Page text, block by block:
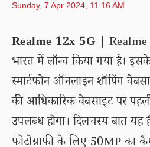
Sunday, 7 Apr 2024, 11.16 AM
Realme 12x 5G |
भारत में लॉन्च किया गया है।
स्मार्टफोन ऑनलाइन शॉपिंग
की आधिकारिक वेबसाइट पर
उपलब्ध होगा। दिलचस्प बात यह